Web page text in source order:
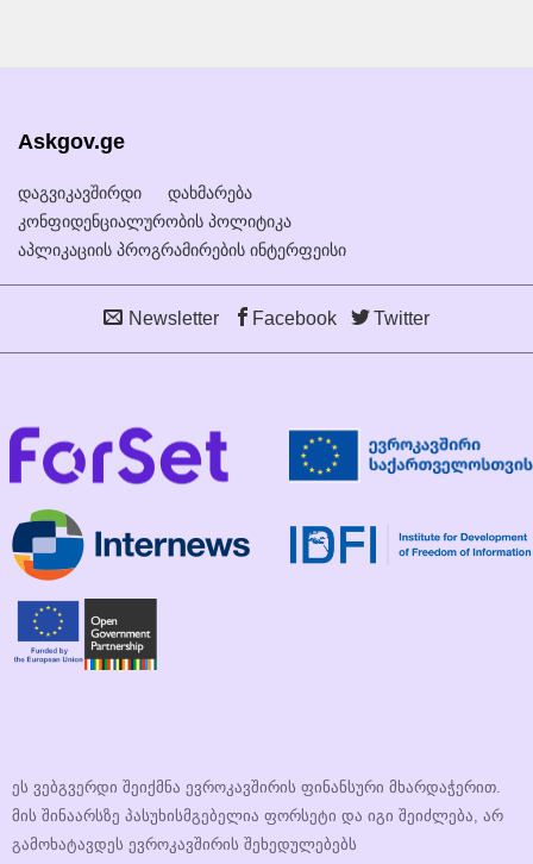
Askgov.ge
დაგვიკავშირდი
დახმარება
კონფიდენციალურობის პოლიტიკა
აპლიკაციის პროგრამირების ინტერფეისი
Newsletter Facebook Twitter
ეს ვებგვერდი შეიქმნა ევროკავშირის ფინანსური მხარდაჭერით.
მის შინაარსზე პასუხისმგებელია ფორსეტი და იგი შეიძლება, არ
გამოხატავდეს ევროკავშირის შეხედულებებს